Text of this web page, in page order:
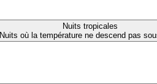
Nuits tropicales
Nuits où la température ne descend pas